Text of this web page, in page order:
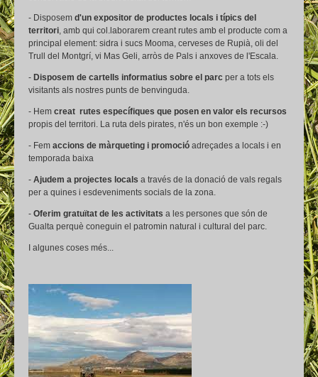
- Disposem d'un expositor de productes locals i típics del
territori, amb qui col.laborarem creant rutes amb el producte com a
principal element: sidra i sucs Mooma, cerveses de Rupià, oli del
Trull del Montgrí, vi Mas Geli, arròs de Pals i anxoves de l'Escala.
- Disposem de cartells informatius sobre el parc per a tots els
visitants als nostres punts de benvinguda.
- Hem creat rutes específiques que posen en valor els recursos
propis del territori. La ruta dels pirates, n'és un bon exemple :-)
- Fem accions de màrqueting i promoció adreçades a locals i en
temporada baixa
- Ajudem a projectes locals a través de la donació de vals regals
per a quines i esdeveniments socials de la zona.
- Oferim gratuïtat de les activitats a les persones que són de
Gualta perquè coneguin el patromin natural i cultural del parc.
I algunes coses més...